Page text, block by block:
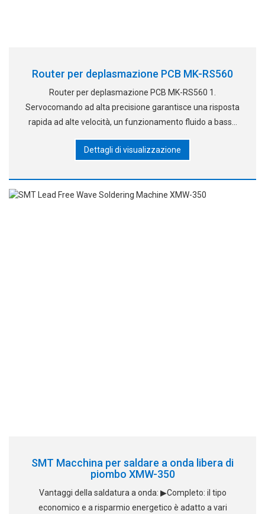
Router per deplasmazione PCB MK-RS560
Router per deplasmazione PCB MK-RS560 1.
Servocomando ad alta precisione garantisce una risposta
rapida ad alte velocità, un funzionamento fluido a basse
tavoli di lavoro alternamente pannelli separati, reducin
Dettagli di visualizzazione
SMT Macchina per saldare a onda libera di
piombo XMW-350
Vantaggi della saldatura a onda: ▶Completo: il tipo
economico e a risparmio energetico è adatto a vari